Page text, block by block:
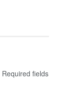
Required fields